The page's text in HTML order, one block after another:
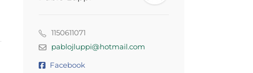
1150611071
pablojluppi@hotmail.com
Facebook